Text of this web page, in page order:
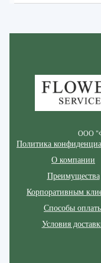
ООО
Политика
О компании
Преимущества
Корпоративным
Способы
Условия